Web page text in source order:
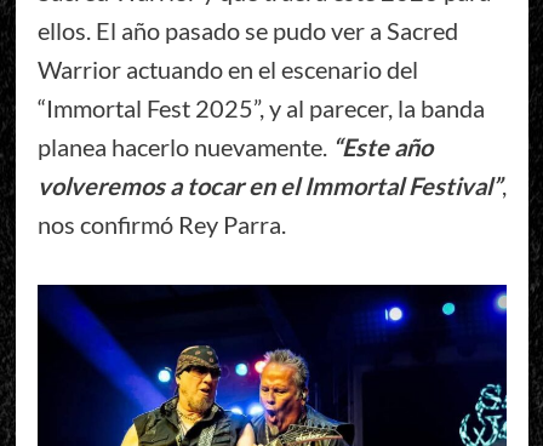
ellos. El año pasado se pudo ver a Sacred
Warrior actuando en el escenario del
“Immortal Fest 2025”, y al parecer, la banda
planea hacerlo nuevamente. “Este año
volveremos a tocar en el Immortal Festival”,
nos confirmó Rey Parra.